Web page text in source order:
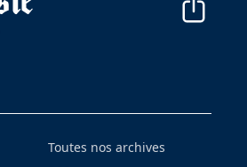
Toutes nos archives